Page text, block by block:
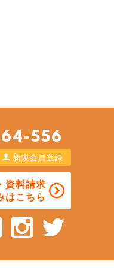
556
新規会員登録
資料請求
はこちら